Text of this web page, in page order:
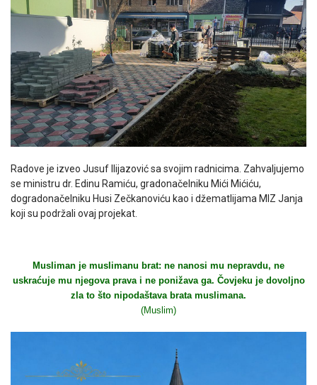
Radove je izveo Jusuf Ilijazović sa svojim radnicima. Zahvaljujemo
se ministru dr. Edinu Ramiću, gradonačelniku Mići Mićiću,
dogradonačelniku Husi Zečkanoviću kao i džematlijama MIZ Janja
koji su podržali ovaj projekat.
Musliman je muslimanu brat: ne nanosi mu nepravdu, ne
uskraćuje mu njegova prava i ne ponižava ga. Čovjeku je dovoljno
zla to što nipodaštava brata muslimana.
(Muslim)